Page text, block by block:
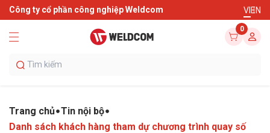
Công ty cổ phần công nghiệp Weldcom VIEN
0
Trang chủ Tin nội bộ
Danh sách khách hàng tham dự chương trình quay số